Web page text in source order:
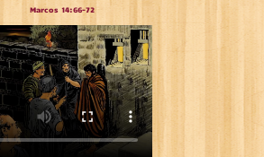
Marcos 14:66-72